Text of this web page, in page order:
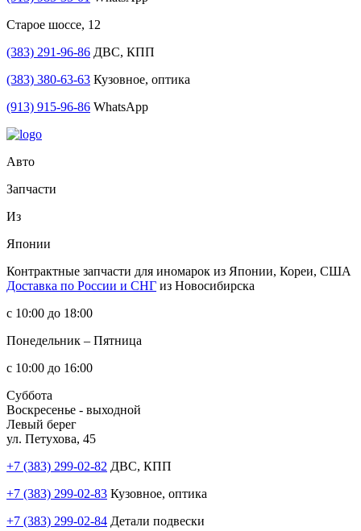
Старое шоссе, 12
(383) 291-96-86 ДВС, КПП
(383) 380-63-63 Кузовное, оптика
(913) 915-96-86 WhatsApp
Авто
Запчасти
Из
Японии
Контрактные запчасти для иномарок из Японии, Кореи, США
Доставка по России и СНГ из Новосибирска
с 10:00 до 18:00
Понедельник – Пятница
с 10:00 до 16:00
Суббота
Воскресенье - выходной
Левый берег
ул. Петухова, 45
+7 (383) 299-02-82 ДВС, КПП
+7 (383) 299-02-83 Кузовное, оптика
+7 (383) 299-02-84 Детали подвески